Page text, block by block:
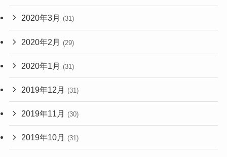
2020年3月 (31)
2020年2月 (29)
2020年1月 (31)
2019年12月 (31)
2019年11月 (30)
2019年10月 (31)